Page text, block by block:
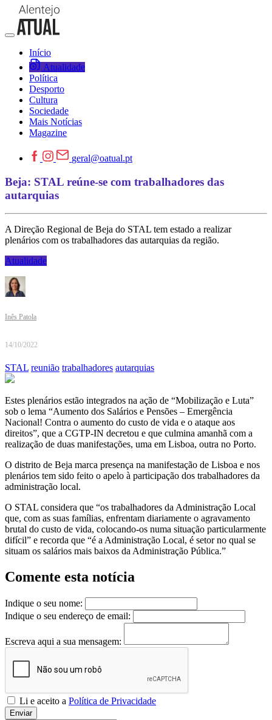
Início
Atualidade
Política
Desporto
Cultura
Sociedade
Mais Notícias
Magazine
geral@oatual.pt
Beja: STAL reúne-se com trabalhadores das
autarquias
A Direção Regional de Beja do STAL tem estado a realizar
plenários com os trabalhadores das autarquias da região.
Atualidade
Inês Patola
14/10/2022
STAL reunião trabalhadores autarquias
Estes plenários estão integrados na ação de “Mobilização e Luta”
sob o lema “Aumento dos Salários e Pensões – Emergência
Nacional! Contra o aumento do custo de vida e o ataque aos
direitos”, que a CGTP-IN decretou e que culmina amanhã com a
realização de duas manifestações, uma em Lisboa, outra no Porto.
O distrito de Beja marca presença na manifestação de Lisboa e nos
plenários tem sido feito o apelo à participação dos trabalhadores da
administração local.
O STAL considera que “os trabalhadores da Administração Local
que, com as suas famílias, enfrentam diariamente o agravamento
brutal do custo de vida, colocando-os numa situação particularmente
difícil” e recorda que “é a Administração Local, é setor no qual se
situam os salários mais baixos da Administração Pública.”
Comente esta notícia
Indique o seu nome:
Indique o seu endereço de email:
Escreva aqui a sua mensagem:
Li e aceito a Política de Privacidade
Enviar